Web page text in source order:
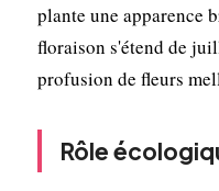
plante une apparence
floraison s'étend de
profusion de fleurs
Rôle